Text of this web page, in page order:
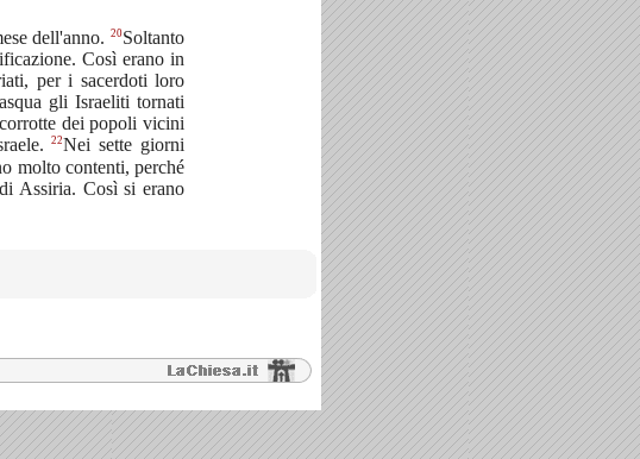
dell'anno. 20Soltanto
Così erano in
per i sacerdoti loro
gli Israeliti tornati
dei popoli vicini
22Nei sette giorni
molto contenti, perché
Assiria. Così si erano